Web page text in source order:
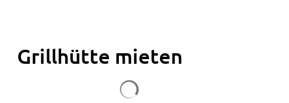
Grillhütte mieten